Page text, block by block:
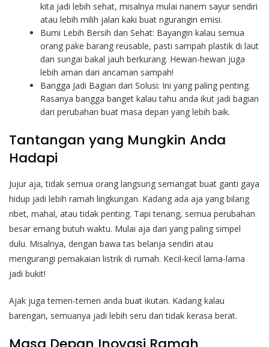
kita jadi lebih sehat, misalnya mulai nanem sayur sendiri
atau lebih milih jalan kaki buat ngurangin emisi.
Bumi Lebih Bersih dan Sehat: Bayangin kalau semua
orang pake barang reusable, pasti sampah plastik di laut
dan sungai bakal jauh berkurang. Hewan-hewan juga
lebih aman dari ancaman sampah!
Bangga Jadi Bagian dari Solusi: Ini yang paling penting.
Rasanya bangga banget kalau tahu anda ikut jadi bagian
dari perubahan buat masa depan yang lebih baik.
Tantangan yang Mungkin Anda
Hadapi
Jujur aja, tidak semua orang langsung semangat buat ganti gaya
hidup jadi lebih ramah lingkungan. Kadang ada aja yang bilang
ribet, mahal, atau tidak penting. Tapi tenang, semua perubahan
besar emang butuh waktu. Mulai aja dari yang paling simpel
dulu. Misalnya, dengan bawa tas belanja sendiri atau
mengurangi pemakaian listrik di rumah. Kecil-kecil lama-lama
jadi bukit!
Ajak juga temen-temen anda buat ikutan. Kadang kalau
barengan, semuanya jadi lebih seru dan tidak kerasa berat.